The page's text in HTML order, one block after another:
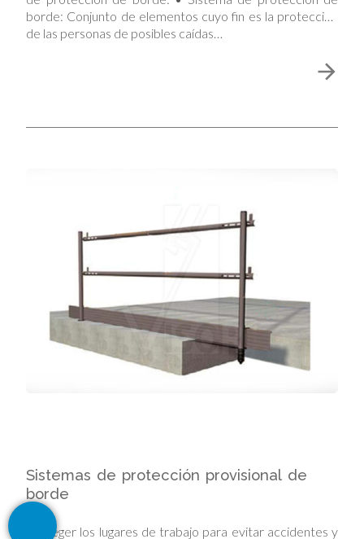
borde: Conjunto de elementos cuyo fin es la protección
de las personas de posibles caídas…
Sistemas de protección provisional de
borde
Proteger los lugares de trabajo para evitar accidentes y